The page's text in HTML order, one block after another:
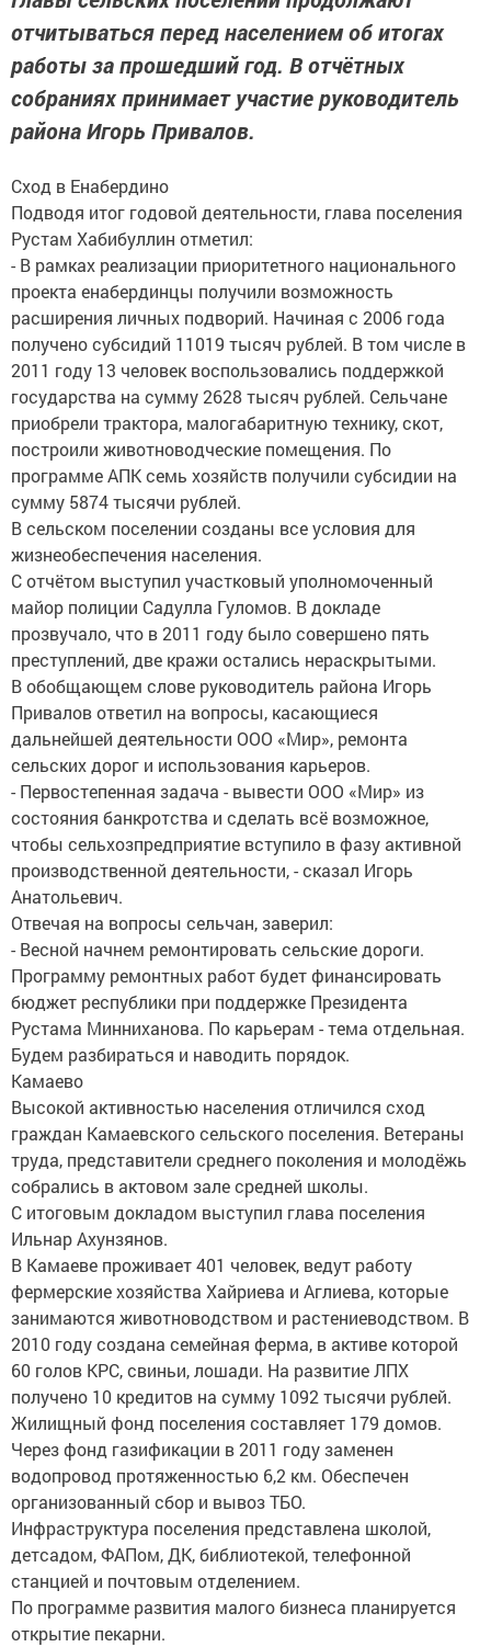
отчитываться перед населением об итогах
работы за прошедший год. В отчётных
собраниях принимает участие руководитель
района Игорь Привалов.
Сход в Енабердино
Подводя итог годовой деятельности, глава поселения
Рустам Хабибуллин отметил:
- В рамках реализации приоритетного национального
проекта енабердинцы получили возможность
расширения личных подворий. Начиная с 2006 года
получено субсидий 11019 тысяч рублей. В том числе в
2011 году 13 человек воспользовались поддержкой
государства на сумму 2628 тысяч рублей. Сельчане
приобрели трактора, малогабаритную технику, скот,
построили животноводческие помещения. По
программе АПК семь хозяйств получили субсидии на
сумму 5874 тысячи рублей.
В сельском поселении созданы все условия для
жизнеобеспечения населения.
С отчётом выступил участковый уполномоченный
майор полиции Садулла Гуломов. В докладе
прозвучало, что в 2011 году было совершено пять
преступлений, две кражи остались нераскрытыми.
В обобщающем слове руководитель района Игорь
Привалов ответил на вопросы, касающиеся
дальнейшей деятельности ООО «Мир», ремонта
сельских дорог и использования карьеров.
- Первостепенная задача - вывести ООО «Мир» из
состояния банкротства и сделать всё возможное,
чтобы сельхозпредприятие вступило в фазу активной
производственной деятельности, - сказал Игорь
Анатольевич.
Отвечая на вопросы сельчан, заверил:
- Весной начнем ремонтировать сельские дороги.
Программу ремонтных работ будет финансировать
бюджет республики при поддержке Президента
Рустама Минниханова. По карьерам - тема отдельная.
Будем разбираться и наводить порядок.
Камаево
Высокой активностью населения отличился сход
граждан Камаевского сельского поселения. Ветераны
труда, представители среднего поколения и молодёжь
собрались в актовом зале средней школы.
С итоговым докладом выступил глава поселения
Ильнар Ахунзянов.
В Камаеве проживает 401 человек, ведут работу
фермерские хозяйства Хайриева и Аглиева, которые
занимаются животноводством и растениеводством. В
2010 году создана семейная ферма, в активе которой
60 голов КРС, свиньи, лошади. На развитие ЛПХ
получено 10 кредитов на сумму 1092 тысячи рублей.
Жилищный фонд поселения составляет 179 домов.
Через фонд газификации в 2011 году заменен
водопровод протяженностью 6,2 км. Обеспечен
организованный сбор и вывоз ТБО.
Инфраструктура поселения представлена школой,
детсадом, ФАПом, ДК, библиотекой, телефонной
станцией и почтовым отделением.
По программе развития малого бизнеса планируется
открытие пекарни.